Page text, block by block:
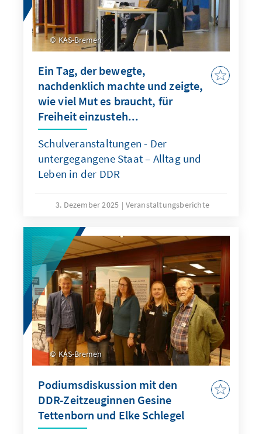
KAS-Bremen
Ein Tag, der bewegte,
nachdenklich machte und zeigte,
wie viel Mut es braucht, für
Freiheit einzusteh...
Schulveranstaltungen - Der
untergegangene Staat – Alltag und
Leben in der DDR
3. Dezember 2025 Veranstaltungsberichte
KAS-Bremen
Podiumsdiskussion mit den
DDR-Zeitzeuginnen Gesine
Tettenborn und Elke Schlegel